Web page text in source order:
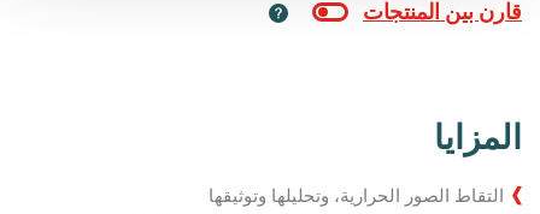
المزايا
التقاط الصور الحرارية، وتحليلها وتوثيقها